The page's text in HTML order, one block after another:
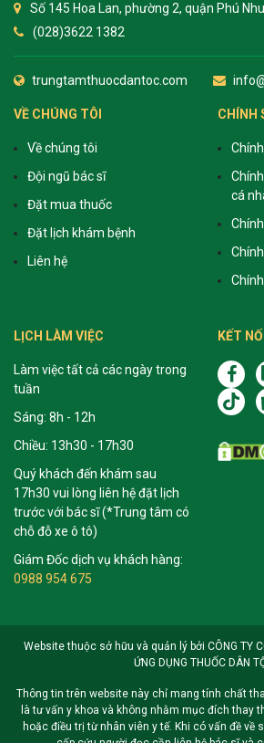
Số 145 Hoa Lan, phường 2, quận Phú
(028)3622 1382
trungtamthuocdantoc.com
VỀ CHÚNG TÔI
Về chúng tôi
Đội ngũ bác sĩ
Đặt mua thuốc
Đặt lịch khám bệnh
Liên hệ
CHÍNH
cá
LỊCH LÀM VIỆC
Làm việc tất cả các ngày trong
tuần
Sáng: 8h - 12h
Chiều: 13h30 - 17h30
Quý khách đến khám sau
17h30 vui lòng liên hệ đặt lịch
trước với bác sĩ (*Trung tâm có
chỗ đỗ xe ô tô)
Giám Đốc dịch vụ khách hàng:
0988 954 675
KẾT
Website thuộc sở hữu và quản lý bởi CÔNG TY
ỨNG DỤNG THUỐC DÂN
Thông tin trên website này chỉ mang tính chất
là tư vấn y khoa và không nhằm mục đích thay
hoặc điều trị từ nhân viên y tế. Khi có vấn đề về